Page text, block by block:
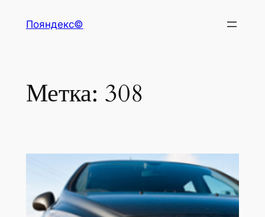
Пояндекс©
Метка: 308